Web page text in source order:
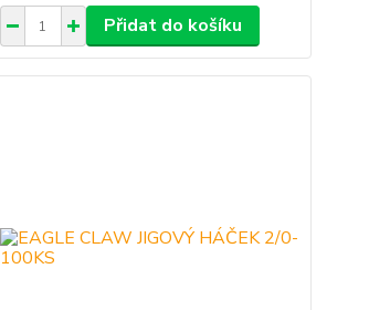
Přidat do košíku